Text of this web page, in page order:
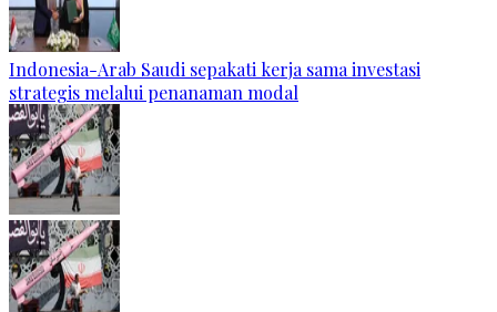
Indonesia-Arab Saudi sepakati kerja sama investasi
strategis melalui penanaman modal